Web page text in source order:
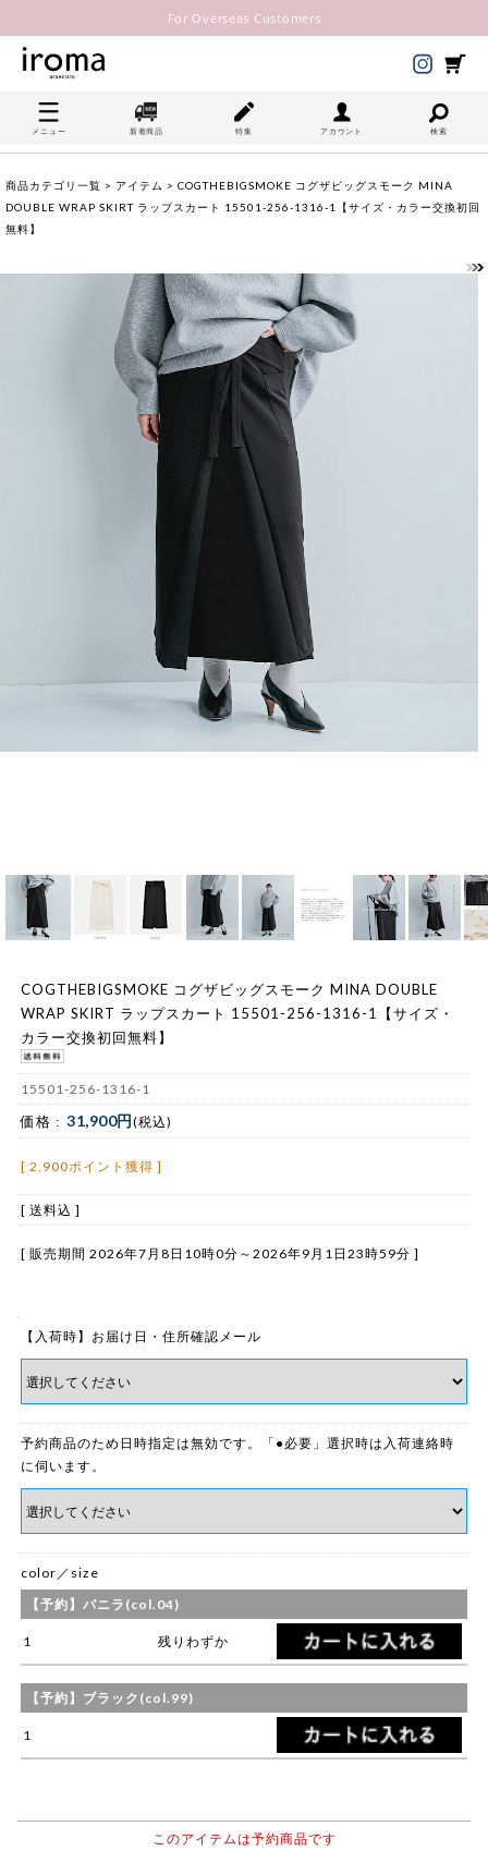
For Overseas Customers
メニュー 新着商品 特集 アカウント 検索
商品カテゴリ一覧 > アイテム > COGTHEBIGSMOKE コグザビッグスモーク MINA
DOUBLE WRAP SKIRT ラップスカート 15501-256-1316-1【サイズ・カラー交換初回
無料】
COGTHEBIGSMOKE コグザビッグスモーク MINA DOUBLE
WRAP SKIRT ラップスカート 15501-256-1316-1【サイズ・
カラー交換初回無料】
15501-256-1316-1
価格 : 31,900円(税込)
[ 2,900ポイント獲得 ]
[ 送料込 ]
[ 販売期間 2026年7月8日10時0分 ～ 2026年9月1日23時59分 ]
【入荷時】お届け日・住所確認メール
予約商品のため日時指定は無効です。「●必要」選択時は入荷連絡時
に伺います。
color／size
【予約】バニラ(col.04)
1 残りわずか
【予約】ブラック(col.99)
1
このアイテムは予約商品です